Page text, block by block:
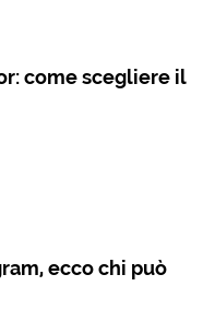
come scegliere il
ecco chi può